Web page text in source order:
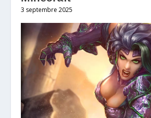
3 septembre 2025